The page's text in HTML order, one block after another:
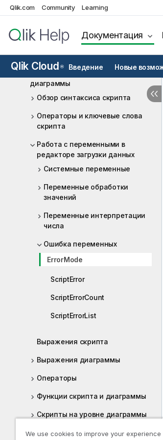
Qlik.com Community Learning
Документация
Qlik Cloud ® Введение Новые
Qlik Cloud
Источники аналитики в Qlik Cloud
Analytics
Синтаксис скрипта и функции
диаграммы
Обзор синтаксиса скрипта
Операторы и ключевые слова
скрипта
Работа с переменными в
редакторе загрузки данных
Системные переменные
Переменные обработки
значений
Переменные интерпретации
числа
Ошибка переменных
ErrorMode
ScriptError
ScriptErrorCount
ScriptErrorList
Выражения скрипта
Выражения диаграммы
Операторы
Функции скрипта и диаграммы
Скрипты на уровне диаграммы
Функции и операторы QlikView,
We use cookies to improve your